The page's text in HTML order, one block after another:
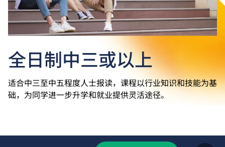
全日制中三或以上
适合中三至中五程度人士报读，课程以行业知识和技能为基
础，为同学进一步升学和就业提供灵活途径。